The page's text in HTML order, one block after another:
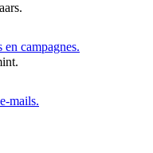
campagnes.
mails.